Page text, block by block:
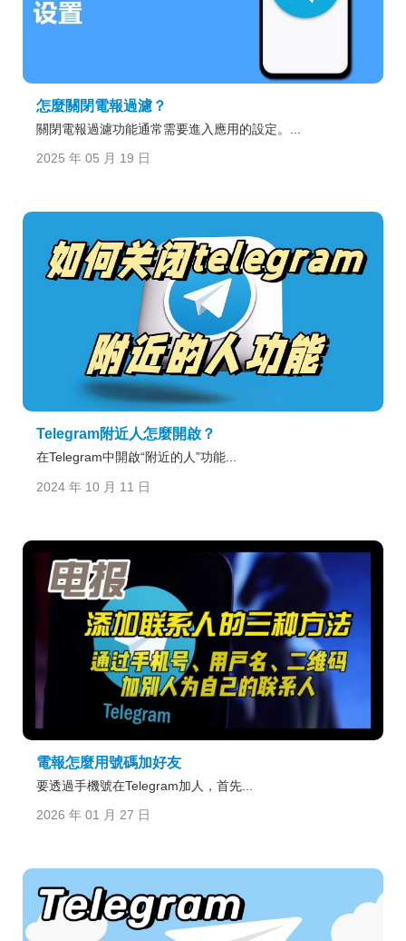
怎麼關閉電報過濾？
關閉電報過濾功能通常需要進入應用的設定。...
2025 年 05 月 19 日
Telegram附近人怎麼開啟？
在Telegram中開啟“附近的人”功能...
2024 年 10 月 11 日
電報怎麼用號碼加好友
要透過手機號在Telegram加人，首先...
2026 年 01 月 27 日